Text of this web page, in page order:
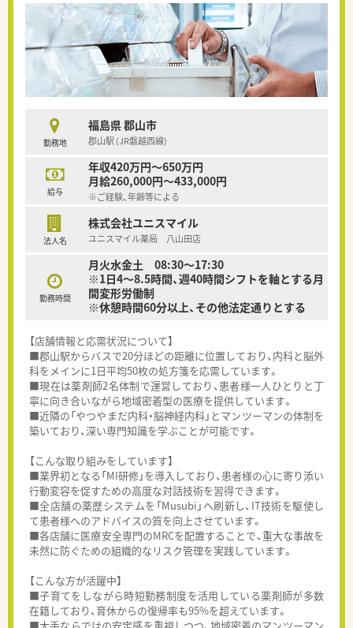
勤務地
福島県 郡山市
郡山駅 (JR磐越西線)
給与
年収420万円～650万円
月給260,000円～433,000円
※ご経験、年齢等による
法人名
株式会社ユニスマイル
ユニスマイル薬局 八山田店
勤務時間
月火水金土 08:30～17:30
※1日4～8.5時間、週40時間シフトを軸とする月
間変形労働制
※休憩時間60分以上、その他法定通りとする
【店舗情報と応需状況について】
■郡山駅からバスで20分ほどの距離に位置しており、内科と脳外
科をメインに1日平均50枚の処方箋を応需しています。
■現在は薬剤師2名体制で運営しており、患者様一人ひとりと丁
寧に向き合いながら地域密着型の医療を提供しています。
■近隣の「やつやまだ内科・脳神経内科」とマンツーマンの体制を
築いており、深い専門知識を学ぶことが可能です。
【こんな取り組みをしています】
■業界初となる「MI研修」を導入しており、患者様の心に寄り添い
行動変容を促すための高度な対話技術を習得できます。
■全店舗の薬歴システムを「Musubi」へ刷新し、IT技術を駆使し
て患者様へのアドバイスの質を向上させています。
■各店舗に医療安全専門のMRCを配置することで、重大な事故を
未然に防ぐための組織的なリスク管理を実践しています。
【こんな方が活躍中】
■子育てをしながら時短勤務制度を活用している薬剤師が多数
在籍しており、育休からの復帰率も95%を超えています。